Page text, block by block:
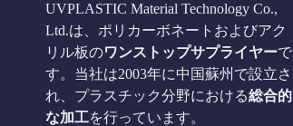
UVPLASTIC Material Technology Co.,
Ltd.は、ポリカーボネートおよびアク
リル板のワンストップサプライヤーで
す。当社は2003年に中国蘇州で設立さ
れ、プラスチック分野における総合的
な加工を行っています。